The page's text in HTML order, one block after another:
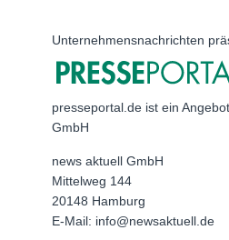
Unternehmensnachrichten
presseportal.de ist ein
GmbH
news aktuell GmbH
Mittelweg 144
20148 Hamburg
E-Mail: info@newsaktuell.de